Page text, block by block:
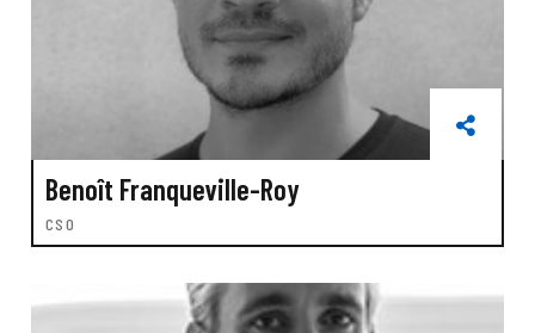
Benoît Franqueville-Roy
CSO